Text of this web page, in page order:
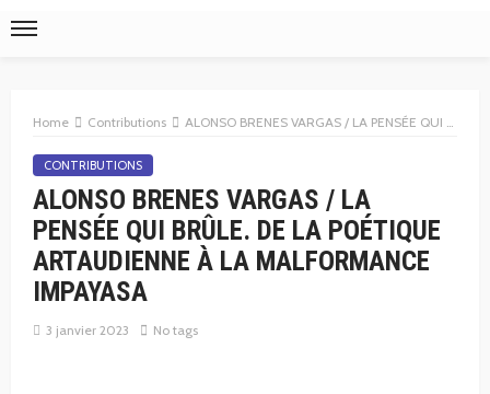
Home Contributions ALONSO BRENES VARGAS / LA PENSÉE QUI BRÛLE. DE LA POÉTIQUE ARTAUDIENNE À LA MALFORMANCE IMPAYASA
CONTRIBUTIONS
ALONSO BRENES VARGAS / LA
PENSÉE QUI BRÛLE. DE LA POÉTIQUE
ARTAUDIENNE À LA MALFORMANCE
IMPAYASA
3 janvier 2023 No tags